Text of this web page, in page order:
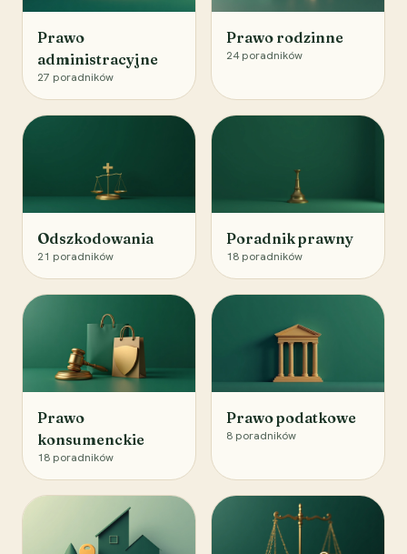
Prawo
administracyjne
27 poradników
Prawo rodzinne
24 poradników
Odszkodowania
21 poradników
Poradnik prawny
18 poradników
Prawo
konsumenckie
18 poradników
Prawo podatkowe
8 poradników